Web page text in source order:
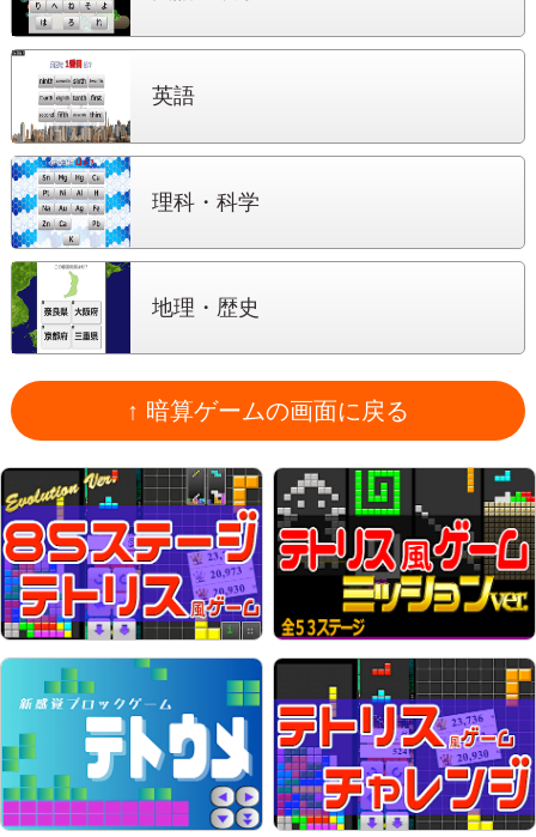
英語
理科・科学
地理・歴史
↑ 暗算ゲームの画面に戻る